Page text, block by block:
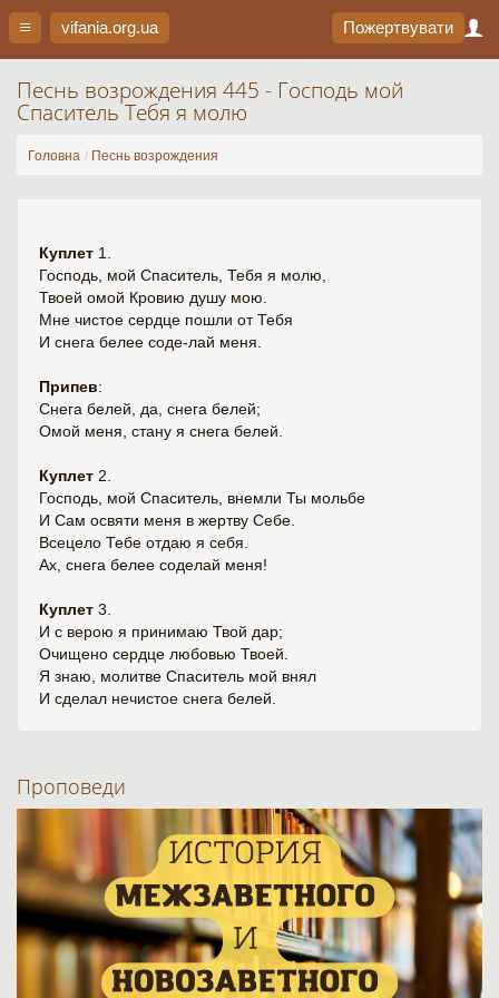
vifania.org.ua Пожертвувати
Песнь возрождения 445 - Господь мой
Спаситель Тебя я молю
Головна Песнь возрождения
Куплет 1.
Господь, мой Спаситель, Тебя я молю,
Твоей омой Кровию душу мою.
Мне чистое сердце пошли от Тебя
И снега белее соде-лай меня.
Припев:
Снега белей, да, снега белей;
Омой меня, стану я снега белей.
Куплет 2.
Господь, мой Спаситель, внемли Ты мольбе
И Сам освяти меня в жертву Себе.
Всецело Тебе отдаю я себя.
Ах, снега белее соделай меня!
Куплет 3.
И с верою я принимаю Твой дар;
Очищено сердце любовью Твоей.
Я знаю, молитве Спаситель мой внял
И сделал нечистое снега белей.
Проповеди